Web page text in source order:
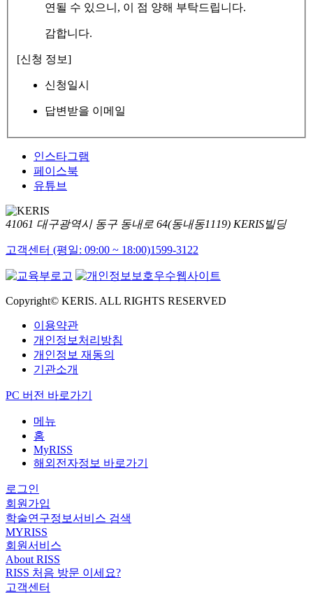
연될 수 있으니, 이 점 양해 부탁드립니다.
감합니다.
[신청 정보]
신청일시
답변받을 이메일
인스타그램
페이스북
유튜브
41061 대구광역시 동구 동내로 64(동내동1119) KERIS빌딩
고객센터 (평일: 09:00 ~ 18:00)1599-3122
Copyright© KERIS. ALL RIGHTS RESERVED
이용약관
개인정보처리방침
개인정보 재동의
기관소개
PC 버전 바로가기
메뉴
홈
MyRISS
해외전자정보 바로가기
로그인
회원가입
학술연구정보서비스 검색
MYRISS
회원서비스
About RISS
RISS 처음 방문 이세요?
고객센터